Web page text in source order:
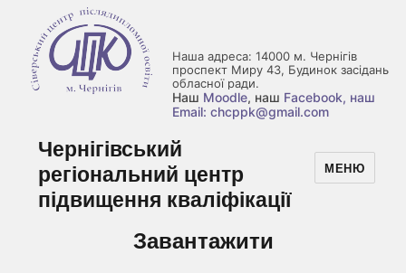
Наша адреса: 14000 м. Чернігів
проспект Миру 43, Будинок засідань
обласної ради.
Наш Moodle, наш Facebook, наш
Email: chcppk@gmail.com
Чернігівський
регіональний центр
підвищення кваліфікації
МЕНЮ
Завантажити